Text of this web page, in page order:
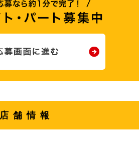
店舗情報